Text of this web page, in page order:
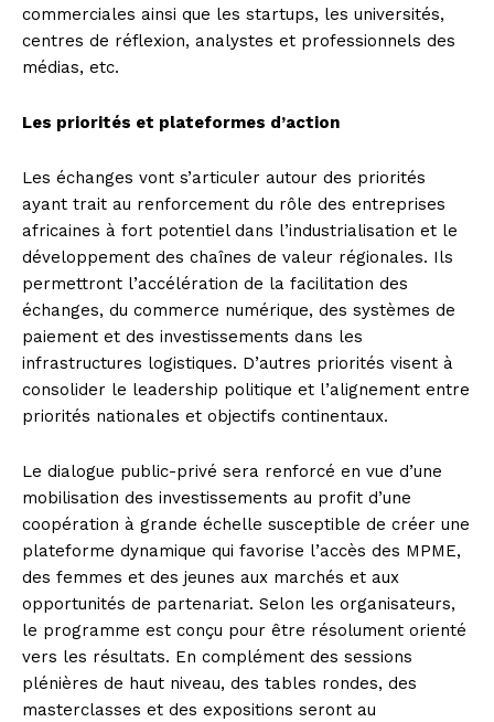
commerciales ainsi que les startups, les universités,
centres de réflexion, analystes et professionnels des
médias, etc.
Les priorités et plateformes d’action
Les échanges vont s’articuler autour des priorités
ayant trait au renforcement du rôle des entreprises
africaines à fort potentiel dans l’industrialisation et le
développement des chaînes de valeur régionales. Ils
permettront l’accélération de la facilitation des
échanges, du commerce numérique, des systèmes de
paiement et des investissements dans les
infrastructures logistiques. D’autres priorités visent à
consolider le leadership politique et l’alignement entre
priorités nationales et objectifs continentaux.
Le dialogue public-privé sera renforcé en vue d’une
mobilisation des investissements au profit d’une
coopération à grande échelle susceptible de créer une
plateforme dynamique qui favorise l’accès des MPME,
des femmes et des jeunes aux marchés et aux
opportunités de partenariat. Selon les organisateurs,
le programme est conçu pour être résolument orienté
vers les résultats. En complément des sessions
plénières de haut niveau, des tables rondes, des
masterclasses et des expositions seront au